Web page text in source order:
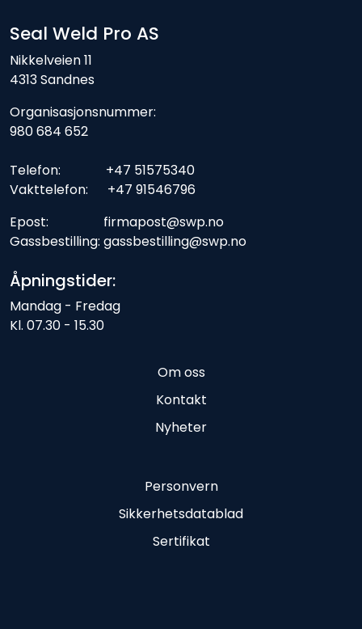
Seal Weld Pro AS
Nikkelveien 11
4313 Sandnes
Organisasjonsnummer:
980 684 652
Telefon: +47 51575340
Vakttelefon: +47 91546796
Epost: firmapost@swp.no
Gassbestilling: gassbestilling@swp.no
Åpningstider:
Mandag - Fredag
Kl. 07.30 - 15.30
Om oss
Kontakt
Nyheter
Personvern
Sikkerhetsdatablad
Sertifikat